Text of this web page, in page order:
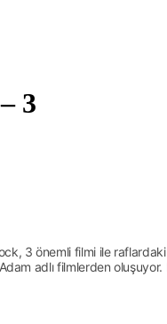
3
3 önemli filmi ile
adlı filmlerden